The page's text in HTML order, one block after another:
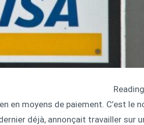
moyens de paiement. C’est le
déjà, annonçait travailler sur